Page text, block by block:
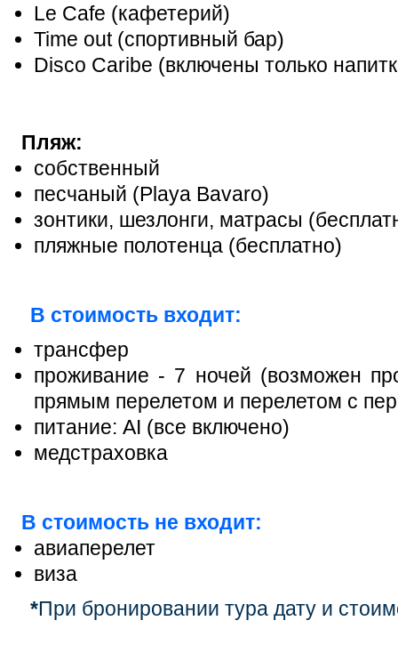
Le Cafe (кафетерий)
Time out (спортивный бар)
Disco Caribe (включены только
Пляж:
собственный
песчаный (Playa Bavaro)
зонтики, шезлонги, матрасы
пляжные полотенца (бесплатно)
В стоимость входит:
трансфер
проживание - 7 ночей (возможен
прямым перелетом и перелетом с
питание: AI (все включено)
медстраховка
В стоимость не входит:
авиаперелет
виза
*При бронировании тура дату и